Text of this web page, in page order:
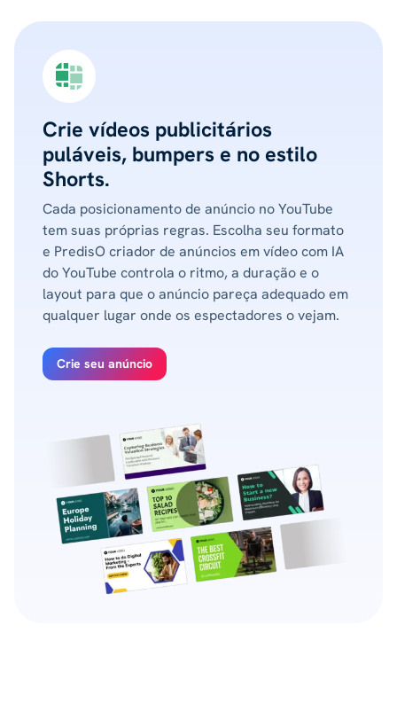
Crie vídeos publicitários
puláveis, bumpers e no estilo
Shorts.
Cada posicionamento de anúncio no YouTube
tem suas próprias regras. Escolha seu formato
e PredisO criador de anúncios em vídeo com IA
do YouTube controla o ritmo, a duração e o
layout para que o anúncio pareça adequado em
qualquer lugar onde os espectadores o vejam.
Crie seu anúncio